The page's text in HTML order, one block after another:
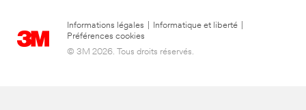
Informations légales Informatique et liberté
Préférences cookies
© 3M 2026. Tous droits réservés.